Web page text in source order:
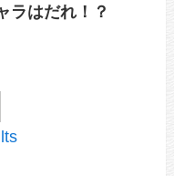
ラはだれ！？